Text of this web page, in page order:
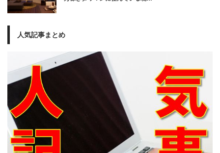
人気記事まとめ